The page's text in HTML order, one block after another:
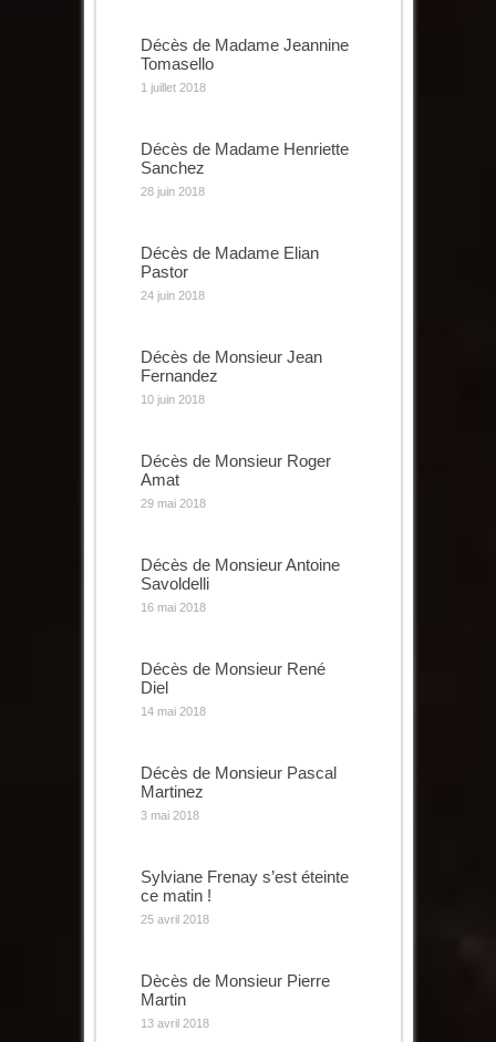
Décès de Madame Jeannine
Tomasello
1 juillet 2018
Décès de Madame Henriette
Sanchez
28 juin 2018
Décès de Madame Elian
Pastor
24 juin 2018
Décès de Monsieur Jean
Fernandez
10 juin 2018
Décès de Monsieur Roger
Amat
29 mai 2018
Décès de Monsieur Antoine
Savoldelli
16 mai 2018
Décès de Monsieur René
Diel
14 mai 2018
Décès de Monsieur Pascal
Martinez
3 mai 2018
Sylviane Frenay s’est éteinte
ce matin !
25 avril 2018
Dècès de Monsieur Pierre
Martin
13 avril 2018